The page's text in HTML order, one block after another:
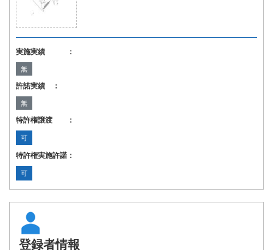
実施実績 ：
無
許諾実績 ：
無
特許権譲渡 ：
可
特許権実施許諾：
可
登録者情報